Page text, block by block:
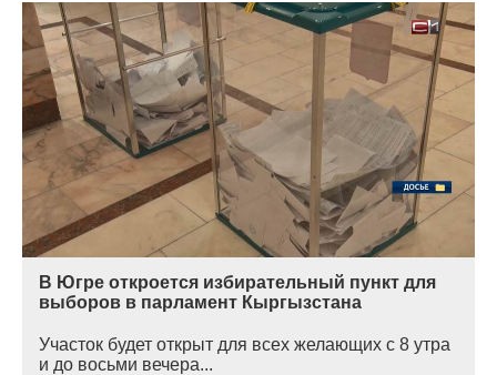
В Югре откроется избирательный пункт для
выборов в парламент Кыргызстана
Участок будет открыт для всех желающих с 8 утра
и до восьми вечера...